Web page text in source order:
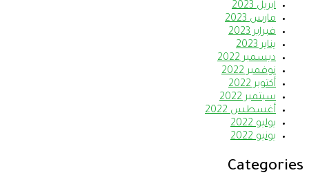
أبريل 2023
مارس 2023
فبراير 2023
يناير 2023
ديسمبر 2022
نوفمبر 2022
أكتوبر 2022
سبتمبر 2022
أغسطس 2022
يوليو 2022
يونيو 2022
Categories